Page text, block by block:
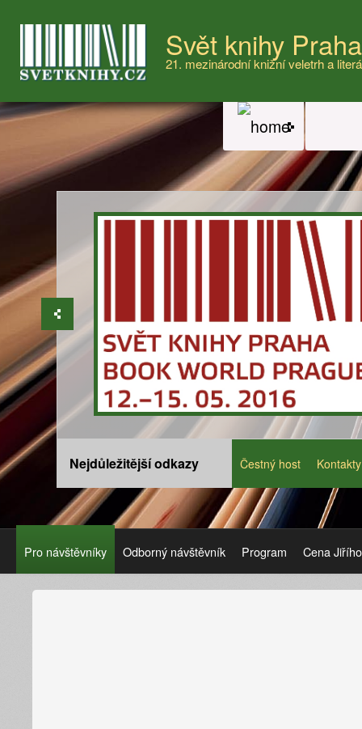
Svět knihy
21. mezinárodní knižní veletrh a
Nejdůležitější odkazy Čestný host Kontakty
Pro návštěvníky Odborný návštěvník Program Cena